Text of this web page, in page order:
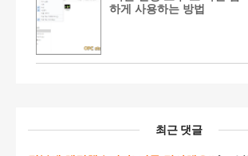
하게 사용하는 방법
최근 댓글